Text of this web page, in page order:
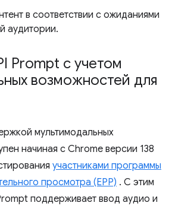
в соответствии с ожиданиями
аудитории.
Prompt с учетом
возможностей для
мультимодальных
начиная с Chrome версии 138
участниками программы
просмотра (EPP) . С этим
поддерживает ввод аудио и